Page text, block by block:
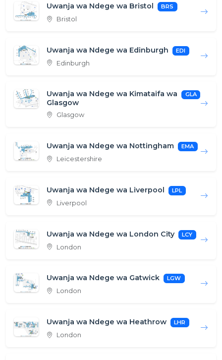
Uwanja wa Ndege wa Bristol BRS
Bristol
Uwanja wa Ndege wa Edinburgh EDI
Edinburgh
Uwanja wa Ndege wa Kimataifa wa
Glasgow
GLA
Glasgow
Uwanja wa Ndege wa Nottingham EMA
Leicestershire
Uwanja wa Ndege wa Liverpool LPL
Liverpool
Uwanja wa Ndege wa London City LCY
London
Uwanja wa Ndege wa Gatwick LGW
London
Uwanja wa Ndege wa Heathrow LHR
London